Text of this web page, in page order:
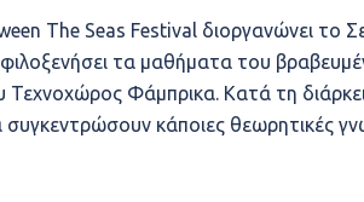
The Seas Festival διοργανώνει το
τα μαθήματα του
Φάμπρικα. Κατά τη
κάποιες θεωρητικές